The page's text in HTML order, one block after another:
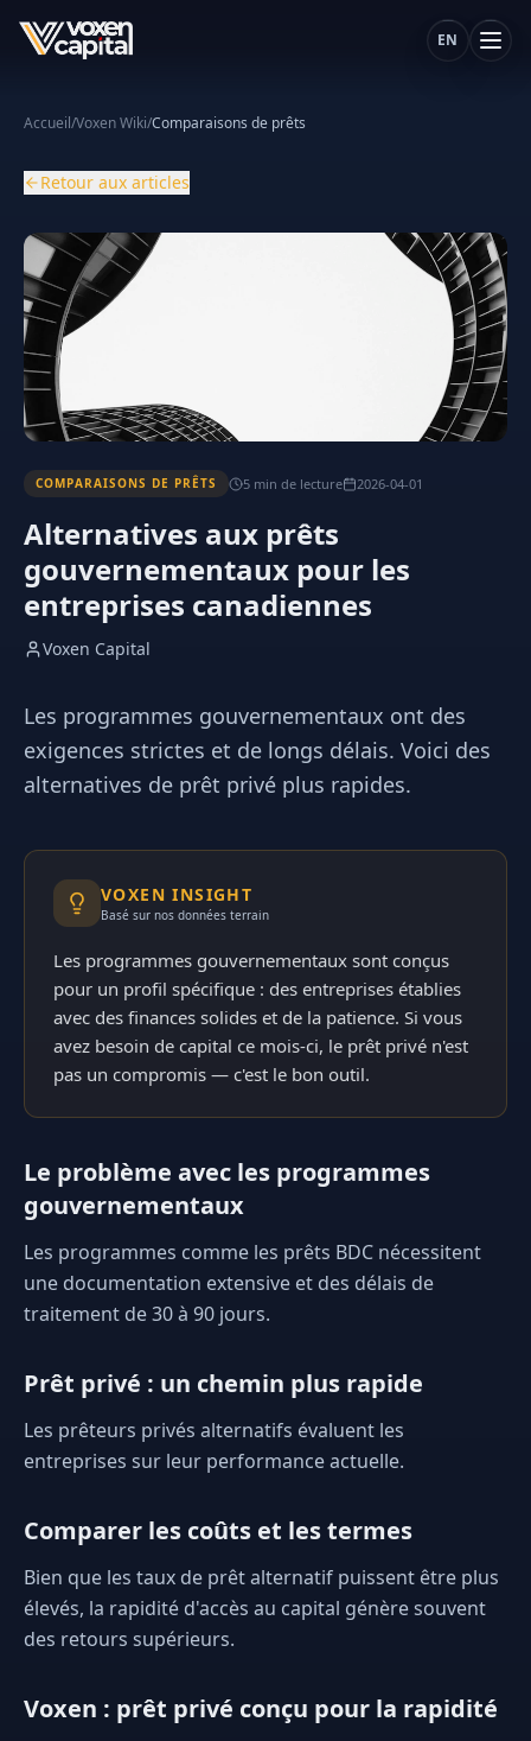
EN
Accueil/Voxen Wiki/Comparaisons de prêts
Retour aux articles
COMPARAISONS DE PRÊTS 5 min de lecture 2026-04-01
Alternatives aux prêts
gouvernementaux pour les
entreprises canadiennes
Voxen Capital
Les programmes gouvernementaux ont des
exigences strictes et de longs délais. Voici des
alternatives de prêt privé plus rapides.
VOXEN INSIGHT
Basé sur nos données terrain
Les programmes gouvernementaux sont conçus
pour un profil spécifique : des entreprises établies
avec des finances solides et de la patience. Si vous
avez besoin de capital ce mois-ci, le prêt privé n'est
pas un compromis — c'est le bon outil.
Le problème avec les programmes
gouvernementaux
Les programmes comme les prêts BDC nécessitent
une documentation extensive et des délais de
traitement de 30 à 90 jours.
Prêt privé : un chemin plus rapide
Les prêteurs privés alternatifs évaluent les
entreprises sur leur performance actuelle.
Comparer les coûts et les termes
Bien que les taux de prêt alternatif puissent être plus
élevés, la rapidité d'accès au capital génère souvent
des retours supérieurs.
Voxen : prêt privé conçu pour la rapidité